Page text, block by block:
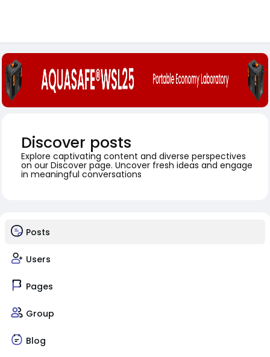
Discover posts
Explore captivating content and diverse perspectives
on our Discover page. Uncover fresh ideas and engage
in meaningful conversations
Posts
Users
Pages
Group
Blog